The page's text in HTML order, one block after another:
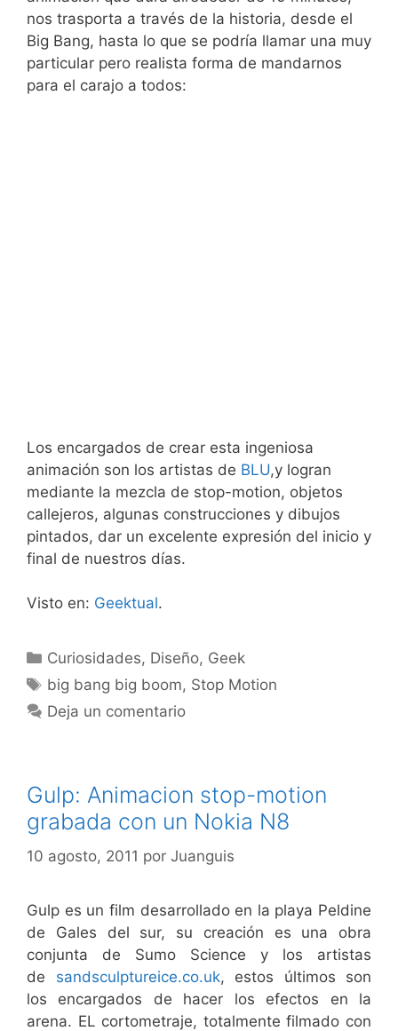
nos trasporta a través de la historia, desde el
Big Bang, hasta lo que se podría llamar una muy
particular pero realista forma de mandarnos
para el carajo a todos:
Los encargados de crear esta ingeniosa
animación son los artistas de BLU,y logran
mediante la mezcla de stop-motion, objetos
callejeros, algunas construcciones y dibujos
pintados, dar un excelente expresión del inicio y
final de nuestros días.
Visto en: Geektual.
Categorías
Curiosidades, Diseño, Geek
Etiquetas
big bang big boom, Stop Motion
Deja un comentario
Gulp: Animacion stop-motion
grabada con un Nokia N8
10 agosto, 2011 por Juanguis
Gulp es un film desarrollado en la playa Peldine
de Gales del sur, su creación es una obra
conjunta de Sumo Science y los artistas
de sandsculptureice.co.uk, estos últimos son
los encargados de hacer los efectos en la
arena. EL cortometraje, totalmente filmado con